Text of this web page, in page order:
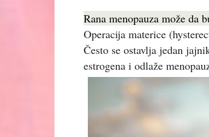
Rana menopauza može da
Operacija materice
Često se ostavlja jedan
estrogena i odlaže